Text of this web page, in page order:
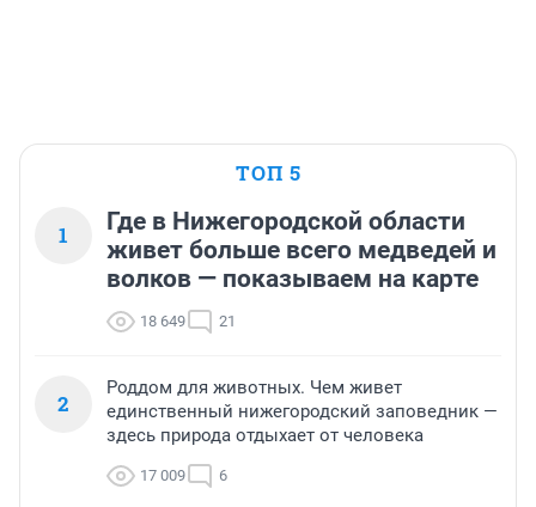
ТОП 5
1
Где в Нижегородской области
живет больше всего медведей и
волков — показываем на карте
18 649 21
2
Роддом для животных. Чем живет
единственный нижегородский заповедник —
здесь природа отдыхает от человека
17 009 6